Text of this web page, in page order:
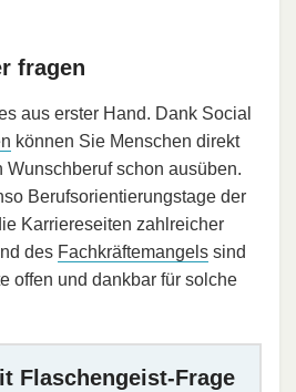
fragen
aus erster Hand. Dank Social
können Sie Menschen direkt
Wunschberuf schon ausüben.
Berufsorientierungstage der
Karriereseiten zahlreicher
des Fachkräftemangels sind
offen und dankbar für solche
Flaschengeist-Frage